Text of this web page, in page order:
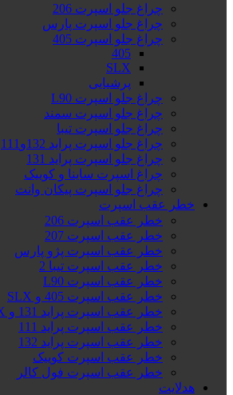
چراغ جلو اسپرت 206
چراغ جلو اسپرت پارس
چراغ جلو اسپرت 405
405
SLX
پرشیایی
چراغ جلو اسپرت L90
چراغ جلو اسپرت سمند
چراغ جلو اسپرت تیبا
چراغ جلو اسپرت پراید 132و111
چراغ جلو اسپرت پراید 131
چراغ اسپرت ساینا و کوییک
چراغ جلو اسپرت پیکان وانت
خطر عقب اسپرت
خطر عقب اسپرت 206
خطر عقب اسپرت 207
خطر عقب اسپرت پژو پارس
خطر عقب اسپرت تیبا 2
خطر عقب اسپرت L90
خطر عقب اسپرت 405 و SLX
خطر عقب اسپرت پراید 131 و GTX
خطر عقب اسپرت پراید 111
خطر عقب اسپرت پراید 132
خطر عقب اسپرت کوییک
خطر عقب اسپرت فول کالر
هدلایت